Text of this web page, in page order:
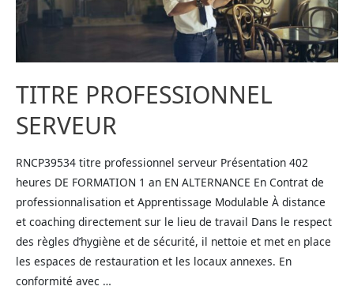
TITRE PROFESSIONNEL
SERVEUR
RNCP39534 titre professionnel serveur Présentation 402
heures DE FORMATION 1 an EN ALTERNANCE En Contrat de
professionnalisation et Apprentissage Modulable​ À distance
et coaching directement sur le lieu de travail Dans le respect
des règles d’hygiène et de sécurité, il nettoie et met en place
les espaces de restauration et les locaux annexes. En
conformité avec …